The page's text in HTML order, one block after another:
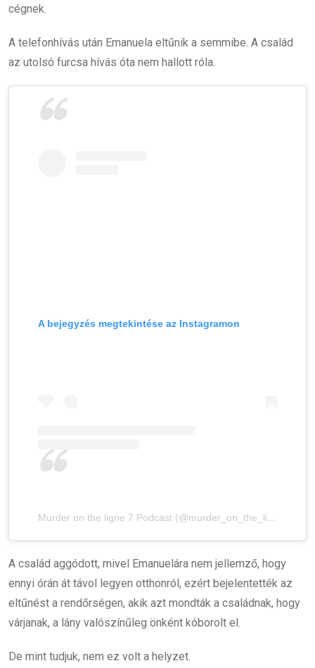
cégnek.
A telefonhívás után Emanuela eltűnik a semmibe. A család
az utolsó furcsa hívás óta nem hallott róla.
A bejegyzés megtekintése az Instagramon
Murder on the ligne 7 Podcast (@murder_on_the_ligne7) által megosztott bejegyzés
A család aggódott, mivel Emanuelára nem jellemző, hogy
ennyi órán át távol legyen otthonról, ezért bejelentették az
eltűnést a rendőrségen, akik azt mondták a családnak, hogy
várjanak, a lány valószínűleg önként kóborolt el.
De mint tudjuk, nem ez volt a helyzet.